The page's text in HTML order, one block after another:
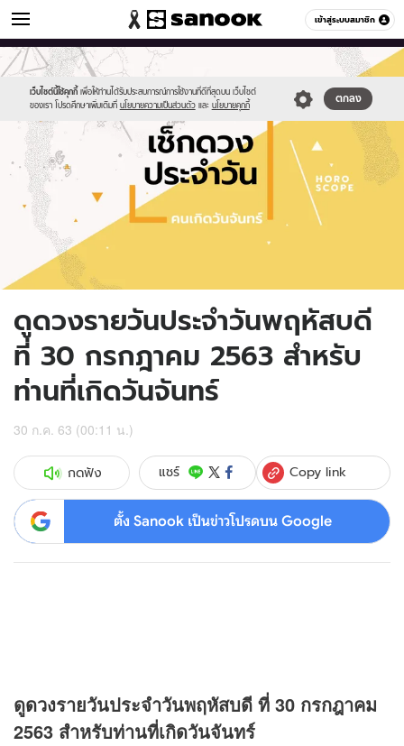
เข้าสู่ระบบสมาชิก
ดูดวง หมวดอื่นๆ
เว็บไซต์นี้ใช้คุกกี้ เพื่อให้ท่านได้รับประสบการณ์การใช้งานที่ดีที่สุดบน เว็บไซต์
ของเรา โปรดศึกษาเพิ่มเติมที่ นโยบายความเป็นส่วนตัว และ นโยบายคุกกี้
ตกลง
Sanook
//s.isanook.com/sr/0/images/logo-
new-
sanook.png
600
60
//s.isanook.com/ho/0/ud/fxd/day/daily-
horoscope-
monday.jpg
ดูดวงรายวันประจำวันพฤหัสบดี
ที่ 30 กรกฎาคม 2563 สำหรับ
ท่านที่เกิดวันจันทร์
30 ก.ค. 63 (00:11 น.)
กดฟัง แชร์ Copy link
ตั้ง Sanook เป็นข่าวโปรดบน Google
ดูดวงรายวันประจำวันพฤหัสบดี ที่ 30 กรกฎาคม
2563 สำหรับท่านที่เกิดวันจันทร์